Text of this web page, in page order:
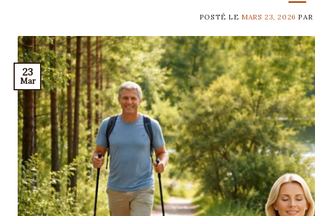
POSTÉ LE MARS 23, 2026 PAR
23
Mar